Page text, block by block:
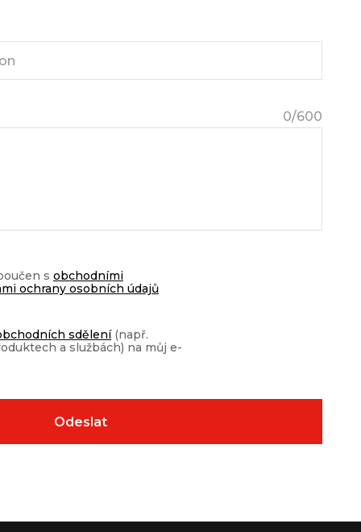
0/600
s obchodními
ochrany osobních údajů
sdělení(např.
a službách) na můj e-